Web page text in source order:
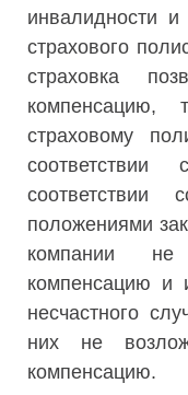
инвалидности и
страхового
страховка
компенсацию,
страховому
положениями
компании не
компенсацию и
несчастного
них не
компенсацию.